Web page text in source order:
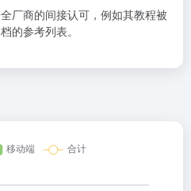
厂商的间接认可，例如其教程被
的参考列表。